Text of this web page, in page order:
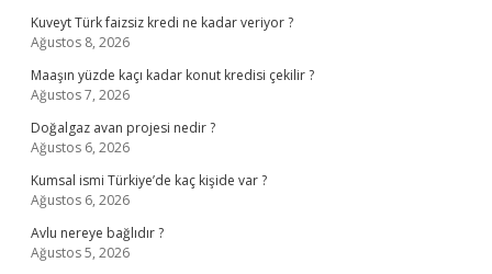
Kuveyt Türk faizsiz kredi ne kadar veriyor ?
Ağustos 8, 2026
Maaşın yüzde kaçı kadar konut kredisi çekilir ?
Ağustos 7, 2026
Doğalgaz avan projesi nedir ?
Ağustos 6, 2026
Kumsal ismi Türkiye’de kaç kişide var ?
Ağustos 6, 2026
Avlu nereye bağlıdır ?
Ağustos 5, 2026